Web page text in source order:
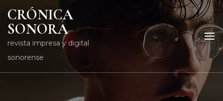
CRÓNICA
SONORA
revista impresa y digital
sonorense